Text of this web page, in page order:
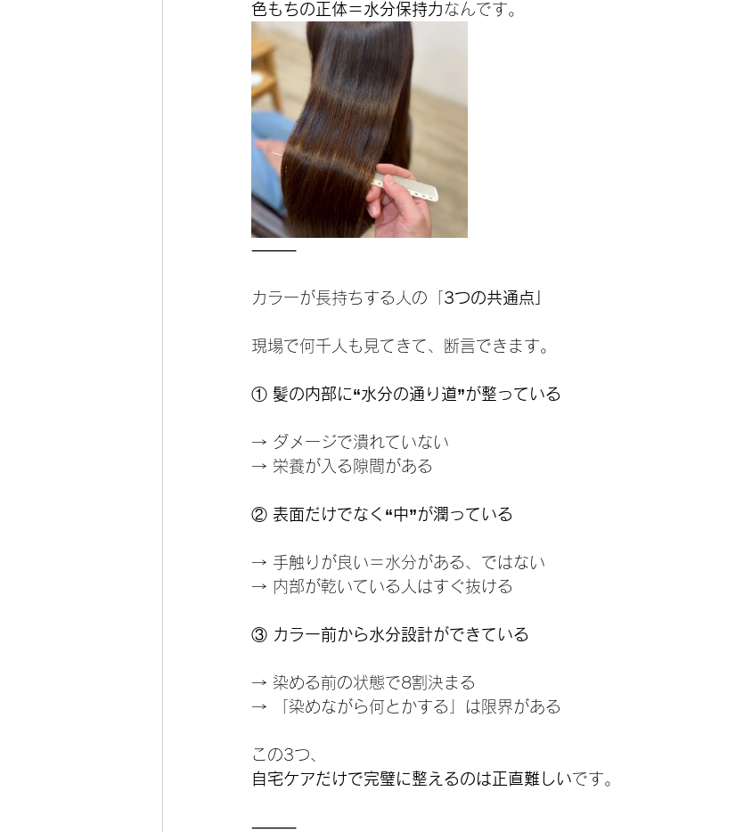
色もちの正体＝水分保持力 なんです。
⸻
カラーが長持ちする人の「 3つの共通点」
現場で何千人も見てきて、断言できます。
① 髪の内部に“水分の通り道”が整っている
→ ダメージで潰れていない
→ 栄養が入る隙間がある
② 表面だけでなく“中”が潤っている
→ 手触りが良い＝水分がある、ではない
→ 内部が乾いている人はすぐ抜ける
③ カラー前から水分設計ができている
→ 染める前の状態で8割決まる
→ 「染めながら何とかする」は限界がある
この3つ、
自宅ケアだけで完璧に整えるのは正直難しいです。
⸻